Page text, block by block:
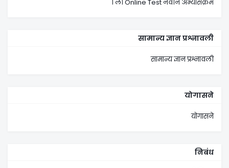
१ ली Online Test नवीन अभ्यासक्रम
सामान्य ज्ञान प्रश्नावली
सामान्य ज्ञान प्रश्नावली
योगासने
योगासने
निबंध